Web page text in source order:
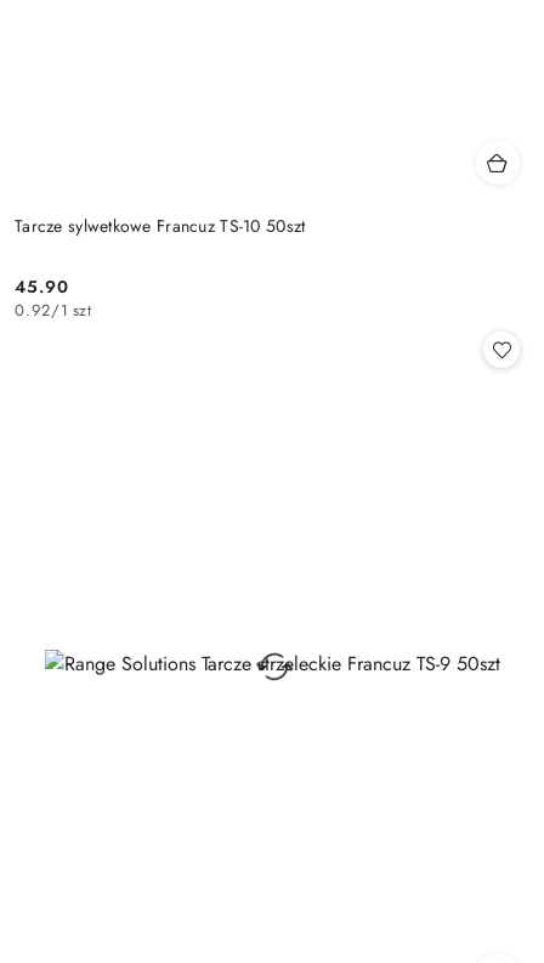
Tarcze sylwetkowe Francuz TS-10 50szt
Cena:
45.90
0.92/1 szt